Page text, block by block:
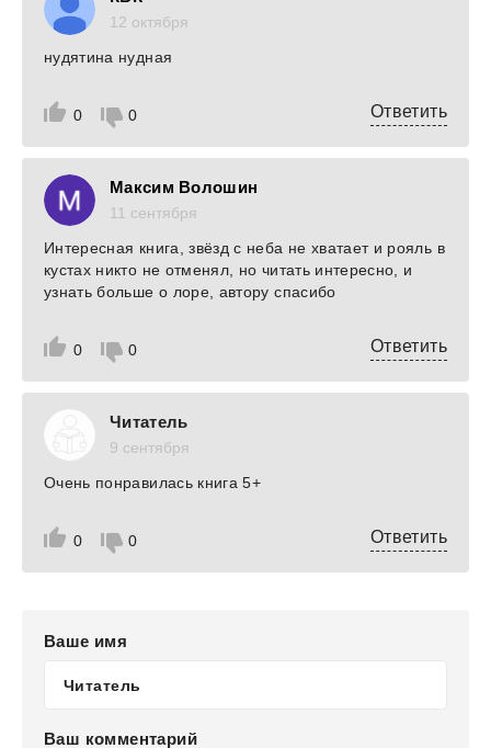
12 октября
0 0
нудятина нудная
Ответить
Максим Волошин
11 сентября
0 0
Интересная книга, звёзд с неба не хватает и рояль в
кустах никто не отменял, но читать интересно, и
узнать больше о лоре, автору спасибо
Ответить
Читатель
9 сентября
0 0
Очень понравилась книга 5+
Ответить
Ваше имя
Ваш комментарий